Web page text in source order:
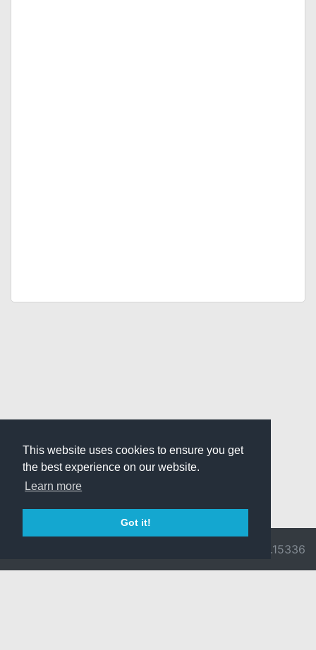
This website uses cookies to ensure you get
the best experience on our website.
Learn more
Got it!
v3.0.9716.15336